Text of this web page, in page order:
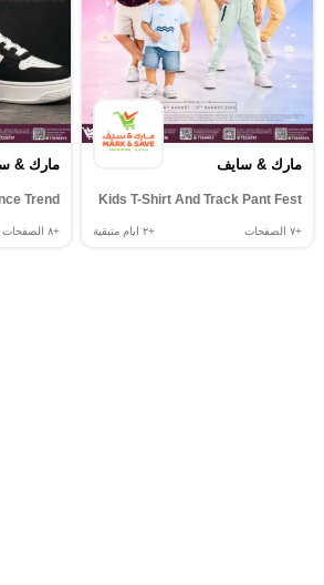
مارك & سايف
Kids T-Shirt And Track Pant Fest
+٧ الصفحات +٢ ايام متبقية
مارك &
Trend
+٨ الصفحات